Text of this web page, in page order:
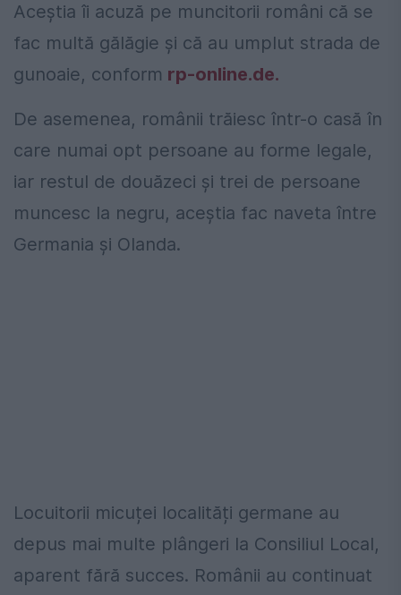
Aceștia îi acuză pe muncitorii români că se
fac multă gălăgie și că au umplut strada de
gunoaie, conform rp-online.de.
De asemenea, românii trăiesc într-o casă în
care numai opt persoane au forme legale,
iar restul de douăzeci și trei de persoane
muncesc la negru, aceștia fac naveta între
Germania și Olanda.
Locuitorii micuței localități germane au
depus mai multe plângeri la Consiliul Local,
aparent fără succes. Românii au continuat